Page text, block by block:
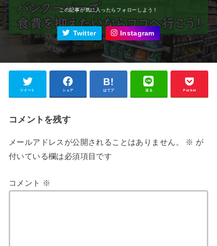
Twitter Instagram
ツイート シェア はてブ 送る Pocket
コメントを残す
メールアドレスが公開されることはありません。 ※ が
付いている欄は必須項目です
コメント ※